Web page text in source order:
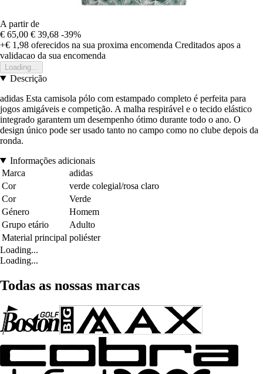
A partir de
€ 65,00 € 39,68 -39%
+€ 1,98 oferecidos na sua proxima encomenda Creditados apos a
validacao da sua encomenda
Loading...
Descrição
adidas Esta camisola pólo com estampado completo é perfeita para
jogos amigáveis e competição. A malha respirável e o tecido elástico
integrado garantem um desempenho ótimo durante todo o ano. O
design único pode ser usado tanto no campo como no clube depois da
ronda.
Informações adicionais
Marca
adidas
Cor
verde colegial/rosa claro
Cor
Verde
Género
Homem
Grupo etário
Adulto
Material principal poliéster
Loading...
Loading...
Todas as nossas marcas